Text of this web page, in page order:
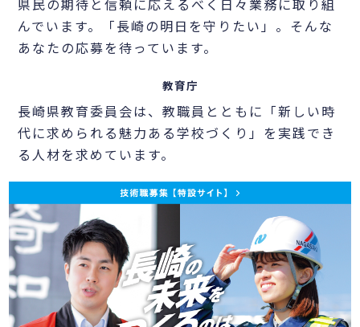
んでいます。「長崎の明日を守りたい」。そんな
あなたの応募を待っています。
教育庁
長崎県教育委員会は、教職員とともに「新しい時
代に求められる魅力ある学校づくり」を実践でき
る人材を求めています。